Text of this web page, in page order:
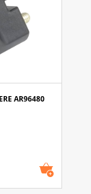
AR96480